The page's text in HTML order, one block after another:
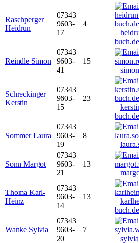
Raschperger
Heidrun
07343
9603-
17
4
buch.de
Reindle Simon
07343
9603-
41
15
Schreckinger
Kerstin
07343
9603-
15
23
buch.de
Sommer Laura
07343
9603-
19
8
Sonn Margot
07343
9603-
21
13
Thoma Karl-
Heinz
07343
9603-
14
13
buch.de
Wanke Sylvia
07343
9603-
20
7